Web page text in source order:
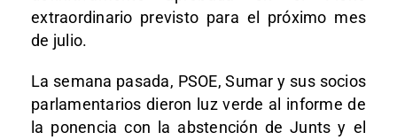
extraordinario previsto para el próximo mes
de julio.
La semana pasada, PSOE, Sumar y sus socios
parlamentarios dieron luz verde al informe de
la ponencia con la abstención de Junts y el